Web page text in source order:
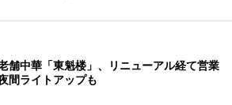
舗中華「東魁楼」、リニューアル経て営業
ライトアップも